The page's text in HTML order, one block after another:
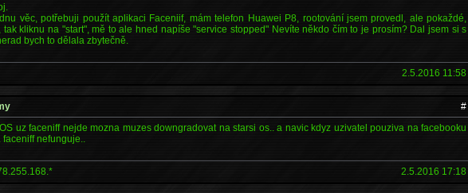
věc, potřebuji použít aplikaci Faceniif, mám telefon Huawei P8, rootování jsem provedl, ale pokaždé,
tak kliknu na "start", mě to ale hned napíše "service stopped" Nevíte někdo čím to je prosím? Dal jsem si s
bych to dělala zbytečně.
2.5.2016 11:58
#
uz faceniff nejde mozna muzes downgradovat na starsi os.. a navic kdyz uzivatel pouziva na facebooku
nefunguje..
2.5.2016 17:18